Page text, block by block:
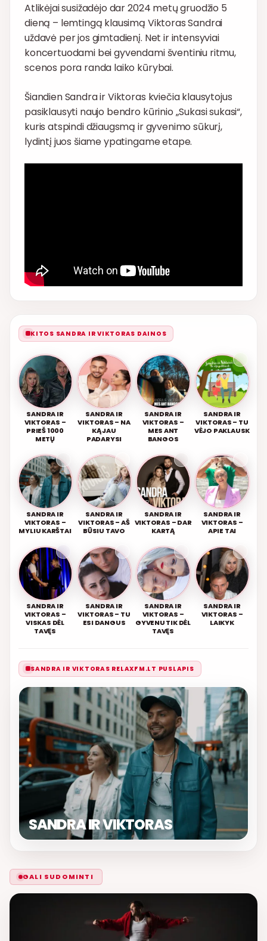
Atlikėjai susižadėjo dar 2024 metų gruodžio 5
dieną – lemtingą klausimą Viktoras Sandrai
uždavė per jos gimtadienį. Net ir intensyviai
koncertuodami bei gyvendami šventiniu ritmu,
scenos pora randa laiko kūrybai.
Šiandien Sandra ir Viktoras kviečia klausytojus
pasiklausyti naujo bendro kūrinio „Sukasi sukasi“,
kuris atspindi džiaugsmą ir gyvenimo sūkurį,
lydintį juos šiame ypatingame etape.
KITOS SANDRA IR VIKTORAS DAINOS
SANDRA IR
VIKTORAS –
PRIEŠ 1000
METŲ
SANDRA IR
VIKTORAS – NA
KĄ JAU
PADARYSI
SANDRA IR
VIKTORAS –
MES ANT
BANGOS
SANDRA IR
VIKTORAS – TU
VĖJO PAKLAUSK
SANDRA IR
VIKTORAS –
MYLIU KARŠTAI
SANDRA IR
VIKTORAS – AŠ
BŪSIU TAVO
SANDRA IR
VIKTORAS – DAR
KARTĄ
SANDRA IR
VIKTORAS –
APIE TAI
SANDRA IR
VIKTORAS –
VISKAS DĖL
TAVĘS
SANDRA IR
VIKTORAS – TU
ESI DANGUS
SANDRA IR
VIKTORAS –
GYVENU TIK DĖL
TAVĘS
SANDRA IR
VIKTORAS –
LAIKYK
SANDRA IR VIKTORAS RELAXFM.LT PUSLAPIS
SANDRA IR VIKTORAS
GALI SUDOMINTI